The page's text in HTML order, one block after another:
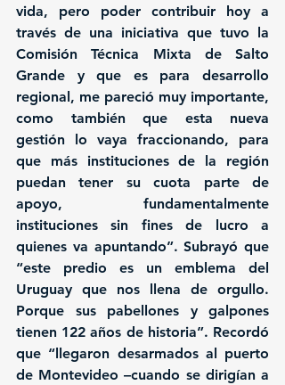
vida, pero poder contribuir hoy a
través de una iniciativa que tuvo la
Comisión Técnica Mixta de Salto
Grande y que es para desarrollo
regional, me pareció muy importante,
como también que esta nueva
gestión lo vaya fraccionando, para
que más instituciones de la región
puedan tener su cuota parte de
apoyo, fundamentalmente
instituciones sin fines de lucro a
quienes va apuntando”. Subrayó que
“este predio es un emblema del
Uruguay que nos llena de orgullo.
Porque sus pabellones y galpones
tienen 122 años de historia”. Recordó
que “llegaron desarmados al puerto
de Montevideo –cuando se dirigían a